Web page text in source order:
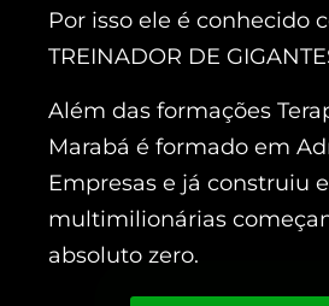
Por isso ele é conhecido
TREINADOR DE
Além das formações
Marabá é formado em
Empresas e já construiu
multimilionárias
absoluto zero.